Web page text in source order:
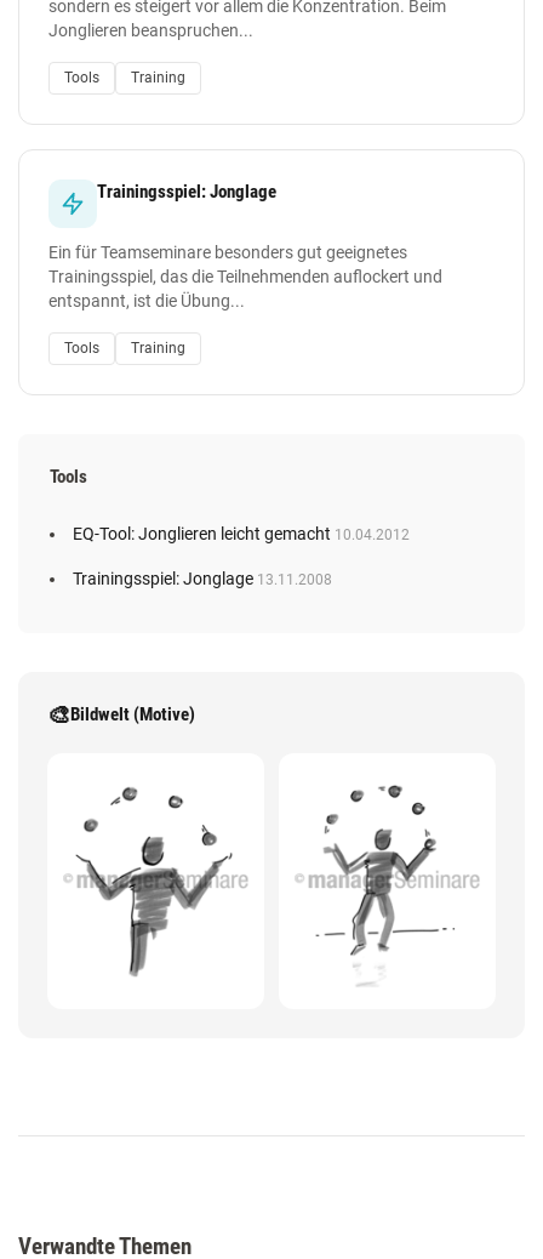
sondern es steigert vor allem die Konzentration. Beim
Jonglieren beanspruchen...
Tools Training
Trainingsspiel: Jonglage
Ein für Teamseminare besonders gut geeignetes
Trainingsspiel, das die Teilnehmenden auflockert und
entspannt, ist die Übung...
Tools Training
Tools
EQ-Tool: Jonglieren leicht gemacht 10.04.2012
Trainingsspiel: Jonglage 13.11.2008
🎨 Bildwelt (Motive)
Verwandte Themen